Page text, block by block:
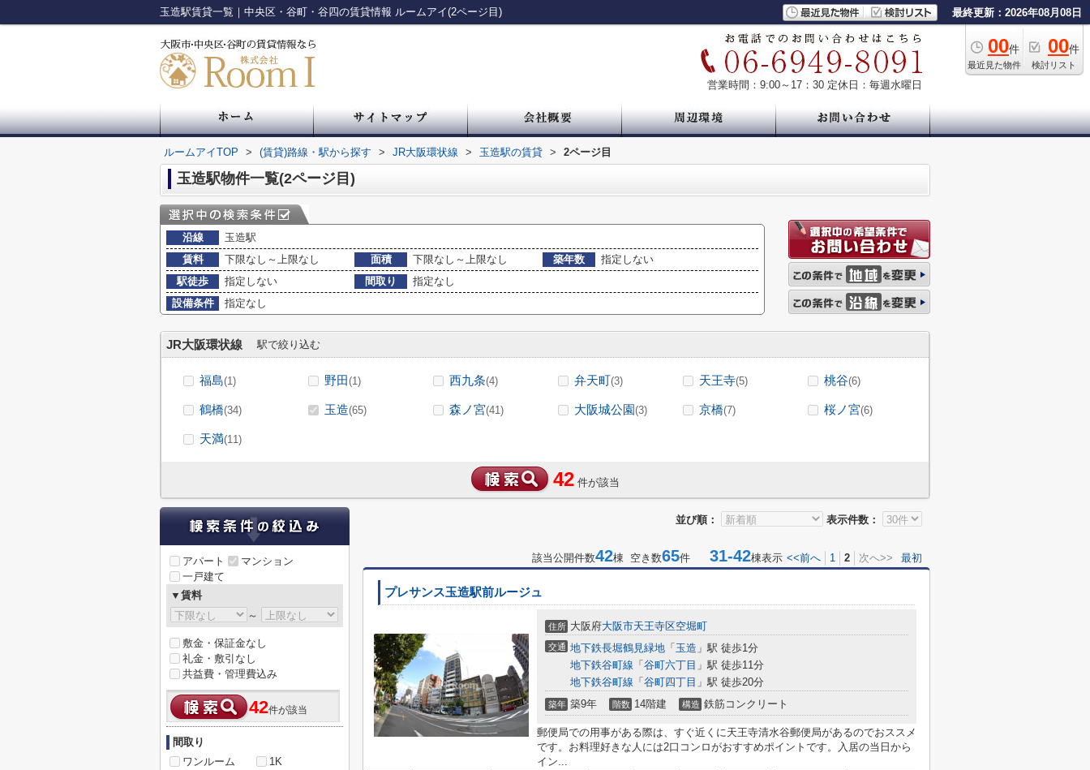
玉造駅賃貸一覧｜中央区・谷町・谷四の賃貸情報 ルームアイ(2ページ目) 最終更新：2026年08月08日
00件
最近見た物件
00件
検討リスト
営業時間：9:00～17：30 定休日：毎週水曜日
ルームアイTOP > (賃貸)路線・駅から探す > JR大阪環状線 > 玉造駅の賃貸 > 2ページ目
玉造駅物件一覧(2ページ目)
沿線
玉造駅
賃料
下限なし～上限なし 面積 下限なし～上限なし 築年数
指定しない
駅徒歩
指定しない 間取り
指定なし
設備条件
指定なし
JR大阪環状線 駅で絞り込む
福島(1) 野田(1) 西九条(4) 弁天町(3) 天王寺(5) 桃谷(6)
鶴橋(34) 玉造(65) 森ノ宮(41) 大阪城公園(3) 京橋(7) 桜ノ宮(6)
天満(11)
42 件が該当
並び順： 表示件数：
該当公開件数42棟 空き数65件 31-42棟表示 <<前へ 1 2 次へ>> 最初
プレサンス玉造駅前ルージュ
住所 大阪府大阪市天王寺区空堀町
交通 地下鉄長堀鶴見緑地 「 玉造 」駅 徒歩1分
地下鉄谷町線 「 谷町六丁目 」駅 徒歩11分
地下鉄谷町線 「 谷町四丁目 」駅 徒歩20分
築年 築9年 階数 14階建 構造 鉄筋コンクリート
郵便局での用事がある際は、すぐ近くに天王寺清水谷郵便局があるのでおススメ
です。お料理好きな人には2口コンロがおすすめポイントです。入居の当日から
イン...
アパート
マンション
一戸建て
▼賃料
～
敷金・保証金なし
礼金・敷引なし
共益費・管理費込み
42件が該当
間取り
ワンルーム
1K